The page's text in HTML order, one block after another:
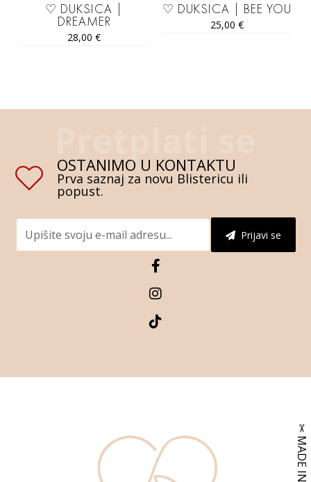
♡ DUKSICA |
DREAMER
28,00€
♡ DUKSICA | BEE YOU
25,00 €
OSTANIMO U KONTAKTU
Prva saznaj za novu Blistericu ili
popust.
Prijavi se